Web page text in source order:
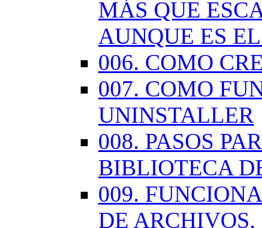
MÁS QUE
AUNQUE ES
006. COMO
007. COMO
UNINSTALLER
008. PASOS
BIBLIOTECA
009.
DE